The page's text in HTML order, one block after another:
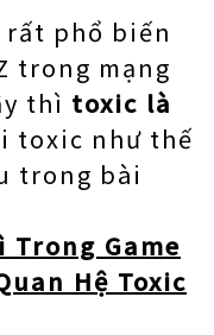
phổ biến
trong mạng
thì toxic là
toxic như thế
trong bài
Trong Game
Hệ Toxic